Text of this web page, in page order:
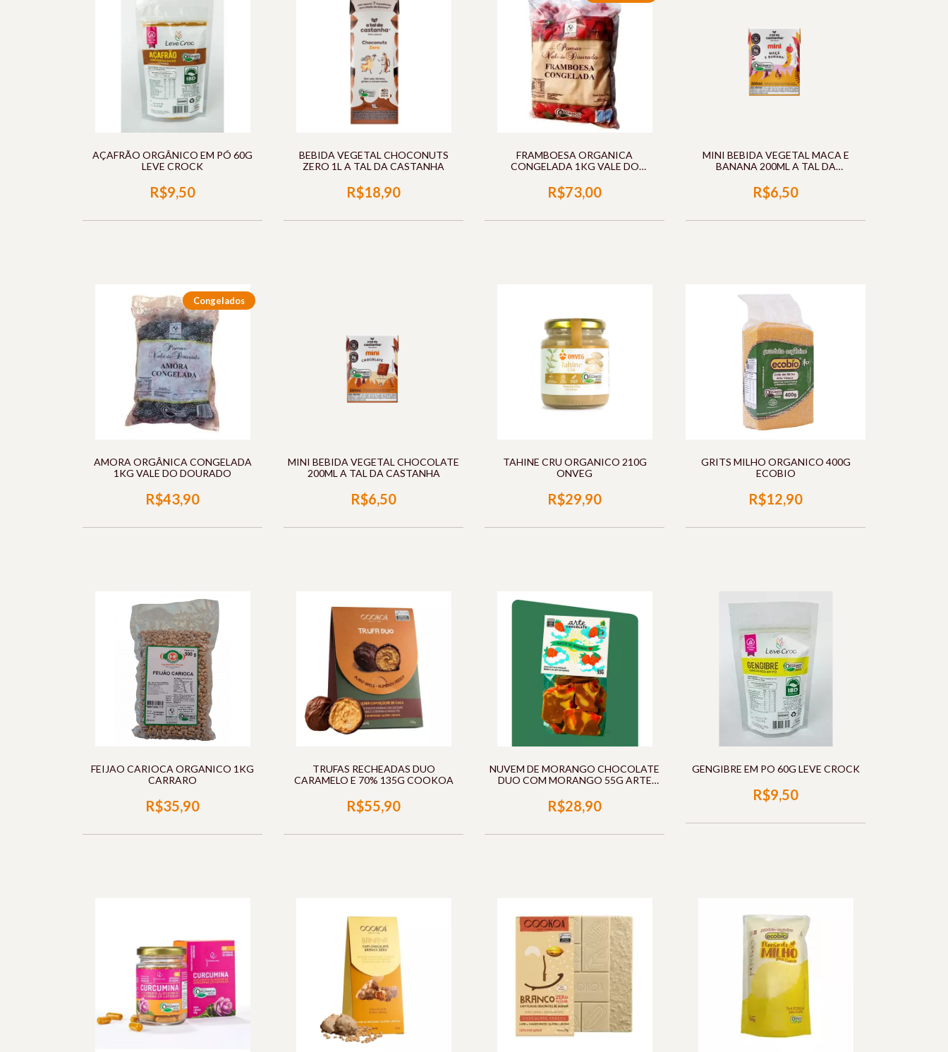
AÇAFRÃO ORGÂNICO EM PÓ 60G
LEVE CROCK
R$9,50
BEBIDA VEGETAL CHOCONUTS
ZERO 1L A TAL DA CASTANHA
R$18,90
FRAMBOESA ORGANICA
CONGELADA 1KG VALE DO
R$73,00
MINI BEBIDA VEGETAL MACA E
BANANA 200ML A TAL DA
R$6,50
Congelados
AMORA ORGÂNICA CONGELADA
1KG VALE DO DOURADO
R$43,90
MINI BEBIDA VEGETAL CHOCOLATE
200ML A TAL DA CASTANHA
R$6,50
TAHINE CRU ORGANICO 210G
ONVEG
R$29,90
GRITS MILHO ORGANICO 400G
ECOBIO
R$12,90
FEIJAO CARIOCA ORGANICO 1KG
CARRARO
R$35,90
TRUFAS RECHEADAS DUO
CARAMELO E 70% 135G COOKOA
R$55,90
NUVEM DE MORANGO CHOCOLATE
DUO COM MORANGO 55G ARTE
R$28,90
GENGIBRE EM PO 60G LEVE CROCK
R$9,50